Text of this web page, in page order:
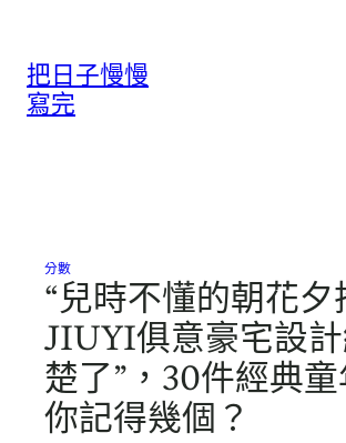
把日子慢慢
寫完
分數
“兒時不懂的朝花夕
JIUYI俱意豪宅設
楚了”，30件經典
你記得幾個？